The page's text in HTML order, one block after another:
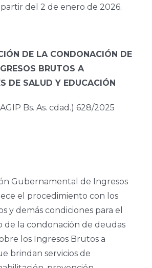
del 2 de enero de 2026.
DE LA CONDONACIÓN DE
BRUTOS A
DE SALUD Y EDUCACIÓN
Bs. As. cdad.) 628/2025
Gubernamental de Ingresos
el procedimiento con los
y demás condiciones para el
de la condonación de deudas
los Ingresos Brutos a
brindan servicios de